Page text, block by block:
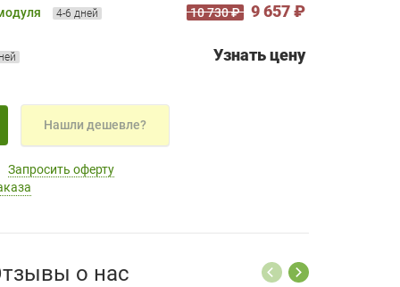
4-6 дней 10 730 ₽ 9 657 ₽
Узнать цену
Нашли дешевле?
Запросить оферту
о нас